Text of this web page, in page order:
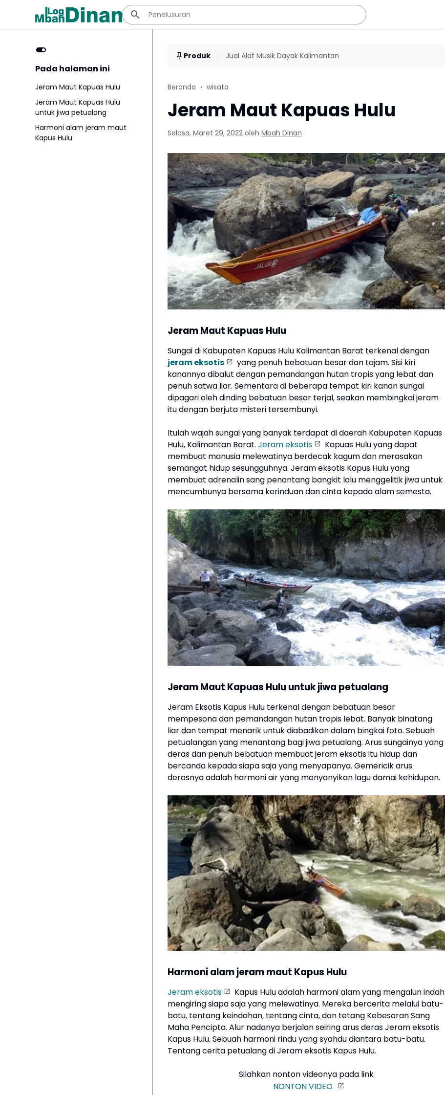
Pada halaman ini
Jeram Maut Kapuas Hulu
Jeram Maut Kapuas Hulu
untuk jiwa petualang
Harmoni alam jeram maut
Kapus Hulu
Produk Jual Alat Musik Dayak Kalimantan
Beranda wisata
Jeram Maut Kapuas Hulu
Selasa, Maret 29, 2022 oleh Mbah Dinan
Jeram Maut Kapuas Hulu
Sungai di Kabupaten Kapuas Hulu Kalimantan Barat terkenal dengan
jeram eksotis
yang penuh bebatuan besar dan tajam. Sisi kiri
kanannya dibalut dengan pemandangan hutan tropis yang lebat dan
penuh satwa liar. Sementara di beberapa tempat kiri kanan sungai
dipagari oleh dinding bebatuan besar terjal, seakan membingkai jeram
itu dengan berjuta misteri tersembunyi.
Itulah wajah sungai yang banyak terdapat di daerah Kabupaten Kapuas
Hulu, Kalimantan Barat. Jeram eksotis
Kapuas Hulu yang dapat
membuat manusia melewatinya berdecak kagum dan merasakan
semangat hidup sesungguhnya. Jeram eksotis Kapus Hulu yang
membuat adrenalin sang penantang bangkit lalu menggelitik jiwa untuk
mencumbunya bersama kerinduan dan cinta kepada alam semesta.
Jeram Maut Kapuas Hulu untuk jiwa petualang
Jeram Eksotis Kapus Hulu terkenal dengan bebatuan besar
mempesona dan pemandangan hutan tropis lebat. Banyak binatang
liar dan tempat menarik untuk diabadikan dalam bingkai foto. Sebuah
petualangan yang menantang bagi jiwa petualang. Arus sungainya yang
deras dan penuh bebatuan membuat jeram eksotis itu hidup dan
bercanda kepada siapa saja yang menyapanya. Gemericik arus
derasnya adalah harmoni air yang menyanyikan lagu damai kehidupan.
Harmoni alam jeram maut Kapus Hulu
Jeram eksotis
Kapus Hulu adalah harmoni alam yang mengalun indah
mengiring siapa saja yang melewatinya. Mereka bercerita melalui batu-
batu, tentang keindahan, tentang cinta, dan tetang Kebesaran Sang
Maha Pencipta. Alur nadanya berjalan seiring arus deras Jeram eksotis
Kapus Hulu. Sebuah harmoni rindu yang syahdu diantara batu-batu.
Tentang cerita petualang di Jeram eksotis Kapus Hulu.
Silahkan nonton videonya pada link
NONTON VIDEO